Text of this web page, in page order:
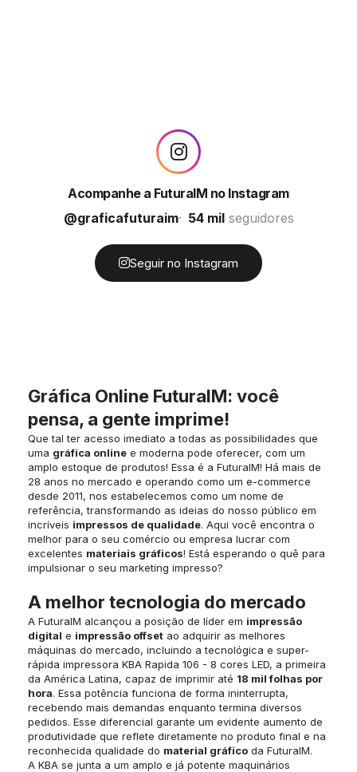
Acompanhe a FuturaIM no Instagram
@graficafuturaim
54 milseguidores
Seguir no Instagram
Gráfica Online FuturaIM: você
pensa, a gente imprime!
Que tal ter acesso imediato a todas as possibilidades que
uma gráfica online e moderna pode oferecer, com um
amplo estoque de produtos! Essa é a FuturaIM! Há mais de
28 anos no mercado e operando como um e-commerce
desde 2011, nos estabelecemos como um nome de
referência, transformando as ideias do nosso público em
incríveis impressos de qualidade. Aqui você encontra o
melhor para o seu comércio ou empresa lucrar com
excelentes materiais gráficos! Está esperando o quê para
impulsionar o seu marketing impresso?
A melhor tecnologia do mercado
A FuturaIM alcançou a posição de líder em impressão
digital e impressão offset ao adquirir as melhores
máquinas do mercado, incluindo a tecnológica e super-
rápida impressora KBA Rapida 106 - 8 cores LED, a primeira
da América Latina, capaz de imprimir até 18 mil folhas por
hora. Essa potência funciona de forma ininterrupta,
recebendo mais demandas enquanto termina diversos
pedidos. Esse diferencial garante um evidente aumento de
produtividade que reflete diretamente no produto final e na
reconhecida qualidade do material gráfico da FuturaIM.
A KBA se junta a um amplo e já potente maquinários